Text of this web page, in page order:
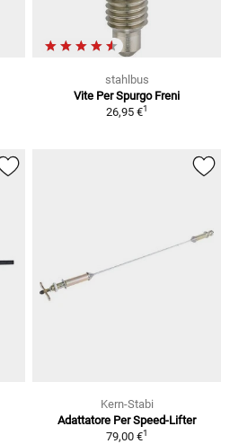
stahlbus
Vite Per Spurgo Freni
26,95 €1
Kern-Stabi
Adattatore Per Speed-Lifter
79,00 €1